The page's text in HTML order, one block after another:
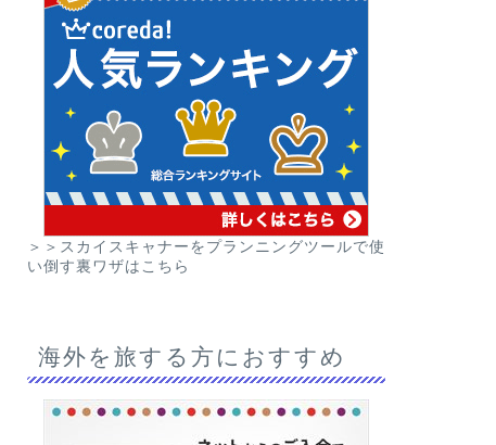
＞＞スカイスキャナーをプランニングツールで使
い倒す裏ワザはこちら
海外を旅する方におすすめ